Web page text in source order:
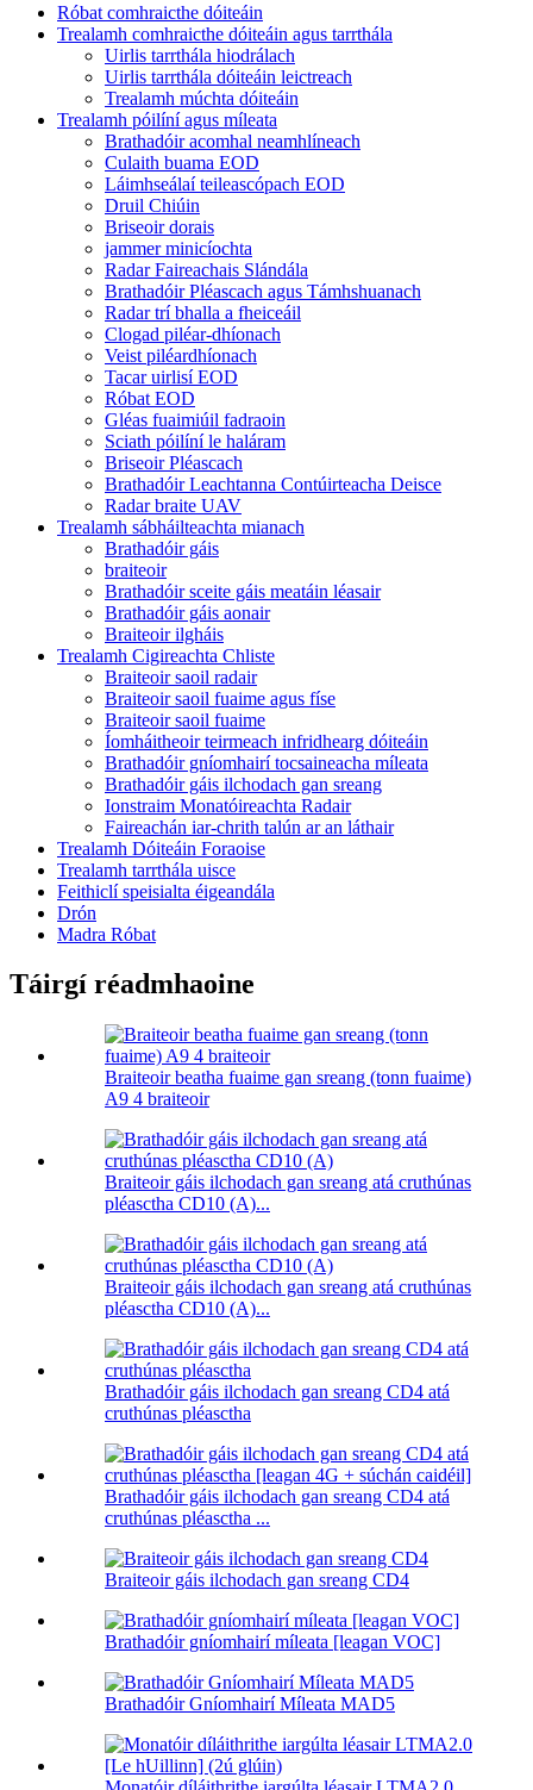
Róbat comhraicthe dóiteáin
Trealamh comhraicthe dóiteáin agus tarrthála
Uirlis tarrthála hiodrálach
Uirlis tarrthála dóiteáin leictreach
Trealamh múchta dóiteáin
Trealamh póilíní agus míleata
Brathadóir acomhal neamhlíneach
Culaith buama EOD
Láimhseálaí teileascópach EOD
Druil Chiúin
Briseoir dorais
jammer minicíochta
Radar Faireachais Slándála
Brathadóir Pléascach agus Támhshuanach
Radar trí bhalla a fheiceáil
Clogad piléar-dhíonach
Veist piléardhíonach
Tacar uirlisí EOD
Róbat EOD
Gléas fuaimiúil fadraoin
Sciath póilíní le haláram
Briseoir Pléascach
Brathadóir Leachtanna Contúirteacha Deisce
Radar braite UAV
Trealamh sábháilteachta mianach
Brathadóir gáis
braiteoir
Brathadóir sceite gáis meatáin léasair
Brathadóir gáis aonair
Braiteoir ilgháis
Trealamh Cigireachta Chliste
Braiteoir saoil radair
Braiteoir saoil fuaime agus físe
Braiteoir saoil fuaime
Íomháitheoir teirmeach infridhearg dóiteáin
Brathadóir gníomhairí tocsaineacha míleata
Brathadóir gáis ilchodach gan sreang
Ionstraim Monatóireachta Radair
Faireachán iar-chrith talún ar an láthair
Trealamh Dóiteáin Foraoise
Trealamh tarrthála uisce
Feithiclí speisialta éigeandála
Drón
Madra Róbat
Táirgí réadmhaoine
Braiteoir beatha fuaime gan sreang (tonn fuaime)
A9 4 braiteoir
Braiteoir gáis ilchodach gan sreang atá cruthúnas
pléasctha CD10 (A)...
Braiteoir gáis ilchodach gan sreang atá cruthúnas
pléasctha CD10 (A)...
Brathadóir gáis ilchodach gan sreang CD4 atá
cruthúnas pléasctha
Brathadóir gáis ilchodach gan sreang CD4 atá
cruthúnas pléasctha ...
Braiteoir gáis ilchodach gan sreang CD4
Brathadóir gníomhairí míleata [leagan VOC]
Brathadóir Gníomhairí Míleata MAD5